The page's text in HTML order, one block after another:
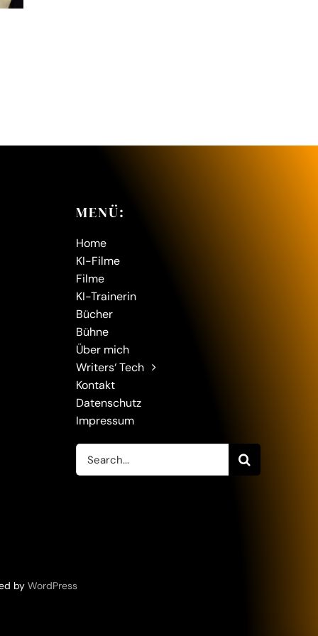
MENÜ:
Home
KI-Filme
Filme
KI-Trainerin
Bücher
Bühne
Über mich
Writers‘ Tech
Kontakt
Datenschutz
Impressum
Suche
nach:
by WordPress